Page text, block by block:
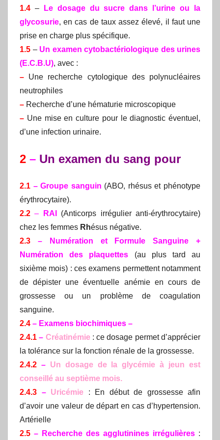
1.4 –
Le dosage du sucre dans l’urine ou la
glycosurie, en cas de taux assez élevé, il faut une
prise en charge plus spécifique.
1.5 – Un examen cytobactériologique des urines
(E.C.B.U), avec :
– Une recherche cytologique des polynucléaires
neutrophiles
– Recherche d’une hématurie microscopique
– Une mise en culture pour le diagnostic éventuel,
d’une infection urinaire.
2 – Un examen du sang pour
2.1 – Groupe sanguin (ABO, rhésus et phénotype
érythrocytaire).
2.2 – RAI
(Anticorps irrégulier anti-érythrocytaire)
chez les femmes Rhésus négative.
2.3 – Numération et Formule Sanguine +
Numération des plaquettes
(au plus tard au
sixième mois) : ces examens permettent notamment
de dépister une éventuelle anémie en cours de
grossesse ou un problème de coagulation
sanguine.
2.4 – Examens biochimiques –
2.4.1 – Créatinémie: ce dosage permet d’apprécier
la tolérance sur la fonction rénale de la grossesse.
2.4.2 –Un dosage de la glycémie à jeun est
conseillé au septième mois.
2.4.3 – Uricémie : En début de grossesse afin
d’avoir une valeur de départ en cas d’hypertension.
Artérielle
2.5 – Recherche des agglutinines irrégulières :